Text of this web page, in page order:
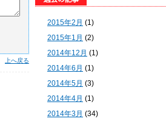
上へ戻る
2015年2月 (1)
2015年1月 (2)
2014年12月 (1)
2014年6月 (1)
2014年5月 (3)
2014年4月 (1)
2014年3月 (34)